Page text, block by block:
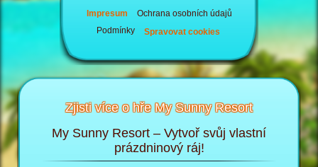
Impresum
Ochrana osobních údajů
Podmínky
Spravovat cookies
Zjisti více o hře My Sunny Resort
My Sunny Resort – Vytvoř svůj vlastní
prázdninový ráj!